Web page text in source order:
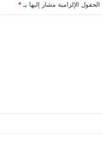
الحقول الإلزامية مشار إليها بـ *